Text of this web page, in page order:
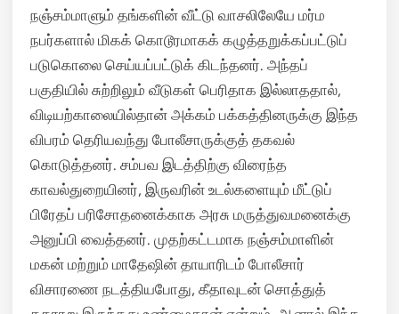
நஞ்சம்மாளும் தங்களின் வீட்டு வாசலிலேயே மர்ம
நபர்களால் மிகக் கொடூரமாகக் கழுத்தறுக்கப்பட்டுப்
படுகொலை செய்யப்பட்டுக் கிடந்தனர். அந்தப்
பகுதியில் சுற்றிலும் வீடுகள் பெரிதாக இல்லாததால்,
விடியற்காலையில்தான் அக்கம் பக்கத்தினருக்கு இந்த
விபரம் தெரியவந்து போலீசாருக்குத் தகவல்
கொடுத்தனர். சம்பவ இடத்திற்கு விரைந்த
காவல்துறையினர், இருவரின் உடல்களையும் மீட்டுப்
பிரேதப் பரிசோதனைக்காக அரசு மருத்துவமனைக்கு
அனுப்பி வைத்தனர். முதற்கட்டமாக நஞ்சம்மாளின்
மகன் மற்றும் மாதேஷின் தாயாரிடம் போலீசார்
விசாரணை நடத்தியபோது, கீதாவுடன் சொத்துத்